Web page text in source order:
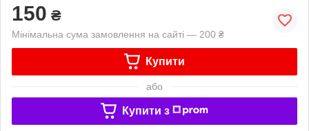
150 ₴
Мінімальна сума замовлення на сайті — 200 ₴
Купити
або
Купити з